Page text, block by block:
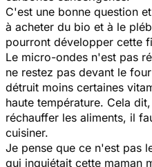
C'est une bonne question
à acheter du bio et à le
pourront développer cette
Le micro-ondes n'est pas
ne restez pas devant le
détruit moins certaines
haute température. Cela
réchauffer les aliments, il
cuisiner.
Je pense que ce n'est pas
qui inquiétait cette maman